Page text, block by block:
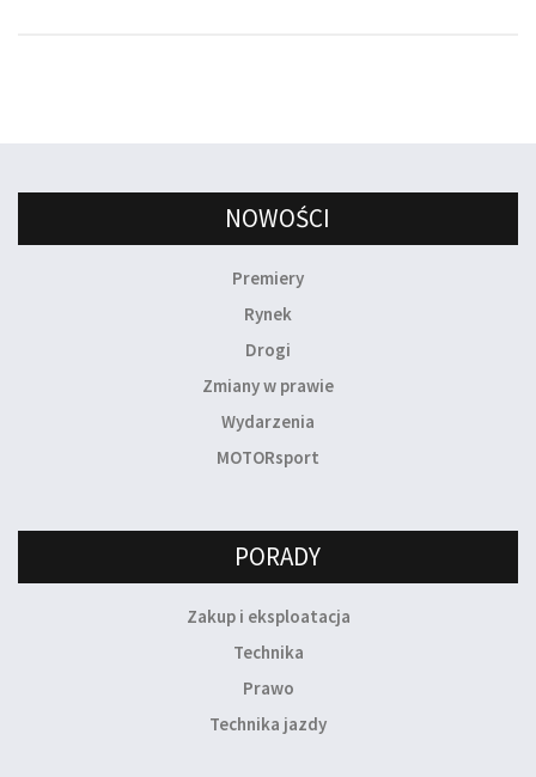
NOWOŚCI
Premiery
Rynek
Drogi
Zmiany w prawie
Wydarzenia
MOTORsport
PORADY
Zakup i eksploatacja
Technika
Prawo
Technika jazdy